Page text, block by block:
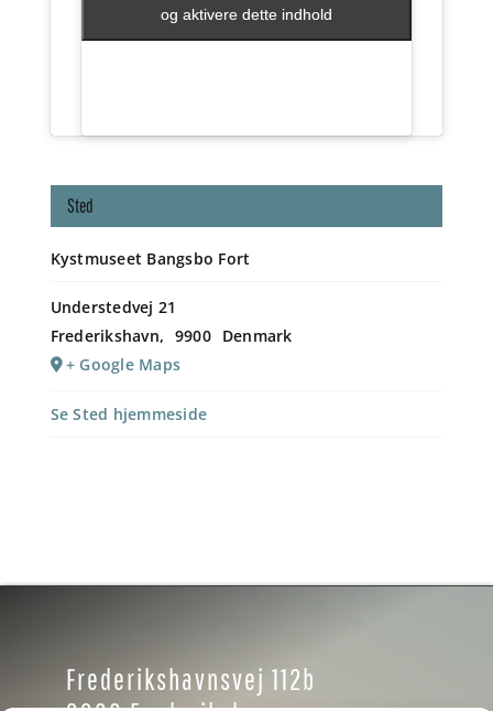
Sted
Kystmuseet Bangsbo Fort
Understedvej 21
Frederikshavn, 9900 Denmark
+ Google Maps
Se Sted hjemmeside
og aktivere dette indhold
og aktivere dette indhold
Frederikshavnsvej 112b